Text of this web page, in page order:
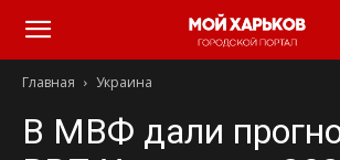
Главная Украина
В МВФ дали